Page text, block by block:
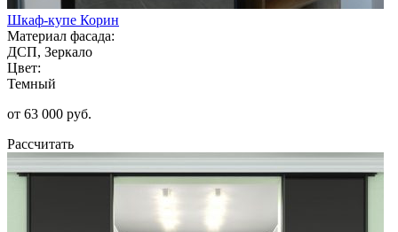
Шкаф-купе Корин
Материал фасада:
ДСП, Зеркало
Цвет:
Темный
от 63 000 руб.
Рассчитать